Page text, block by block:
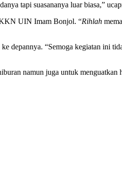
tapi suasananya luar biasa,”
KKN UIN Imam Bonjol. “Rihlah
depannya. “Semoga kegiatan ini
namun juga untuk menguatkan